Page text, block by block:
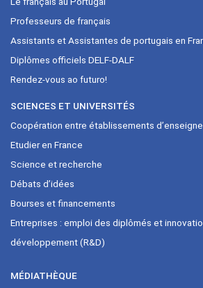
Professeurs de français
Assistants et Assistantes de portugais en
Diplômes officiels DELF-DALF
Rendez-vous ao futuro!
SCIENCES ET UNIVERSITÉS
Coopération entre établissements
Etudier en France
Science et recherche
Débats d’idées
Bourses et financements
Entreprises : emploi des diplômés et
développement (R&D)
MÉDIATHÈQUE